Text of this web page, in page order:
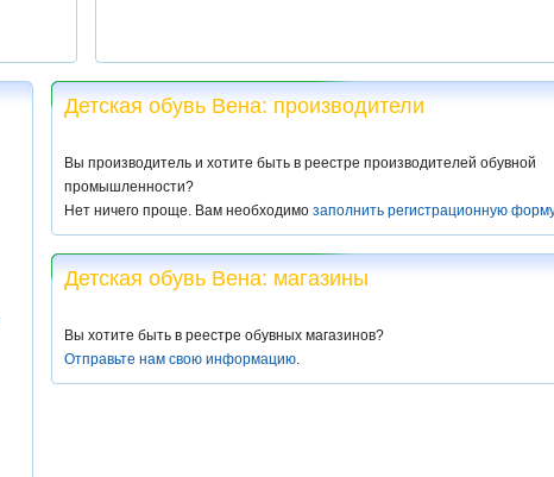
Детская обувь Вена: производители
Вы производитель и хотите быть в реестре производителей обувной
промышленности?
Нет ничего проще. Вам необходимо заполнить регистрационную форму
Детская обувь Вена: магазины
Вы хотите быть в реестре обувных магазинов?
Отправьте нам свою информацию.